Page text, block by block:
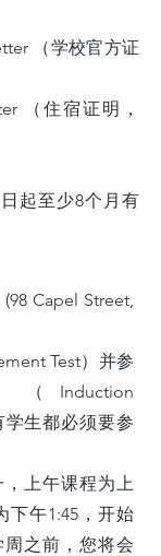
（学校官方证
（住宿证明，
起至少8个月有
Capel Street,
Test）并参
Induction
学生都必须要参
上午课程为上
下午1:45，开始
之前，您将会